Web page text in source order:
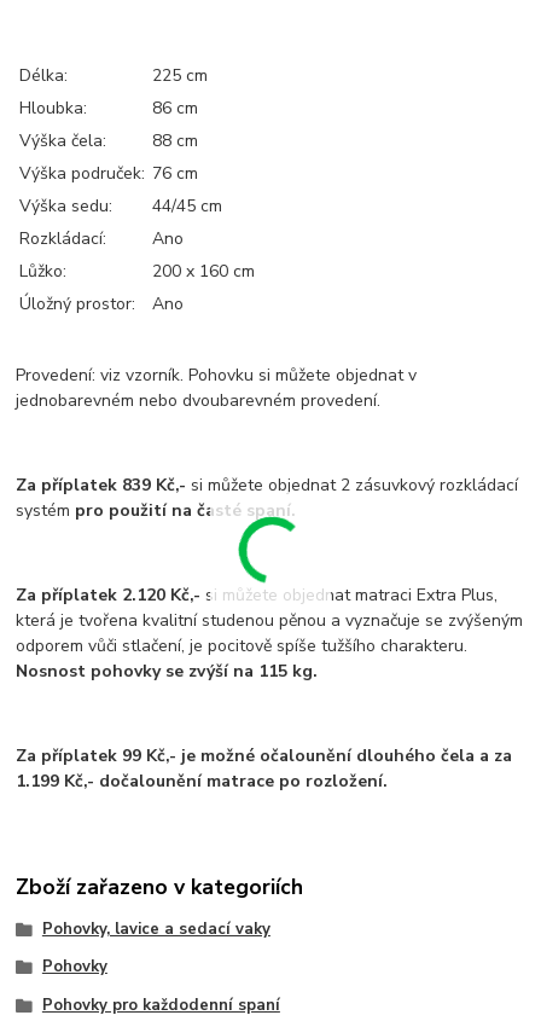
Délka:
225 cm
Hloubka:
86 cm
Výška čela:
88 cm
Výška područek: 76 cm
Výška sedu:
44/45 cm
Rozkládací:
Ano
Lůžko:
200 x 160 cm
Úložný prostor:
Ano
Provedení: viz vzorník. Pohovku si můžete objednat v
jednobarevném nebo dvoubarevném provedení.
Za příplatek 839 Kč,- si můžete objednat 2 zásuvkový rozkládací
systém pro použití na časté spaní.
Za příplatek 2.120 Kč,- si můžete objednat matraci Extra Plus,
která je tvořena kvalitní studenou pěnou a vyznačuje se zvýšeným
odporem vůči stlačení, je pocitově spíše tužšího charakteru.
Nosnost pohovky se zvýší na 115 kg.
Za příplatek 99 Kč,- je možné očalounění dlouhého čela a za
1.199 Kč,- dočalounění matrace po rozložení.
Zboží zařazeno v kategoriích
Pohovky, lavice a sedací vaky
Pohovky
Pohovky pro každodenní spaní